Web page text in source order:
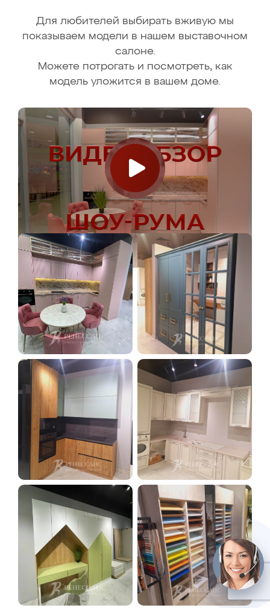
Для любителей выбирать вживую мы
показываем модели в нашем выставочном
салоне.
Можете потрогать и посмотреть, как
модель уложится в вашем доме.